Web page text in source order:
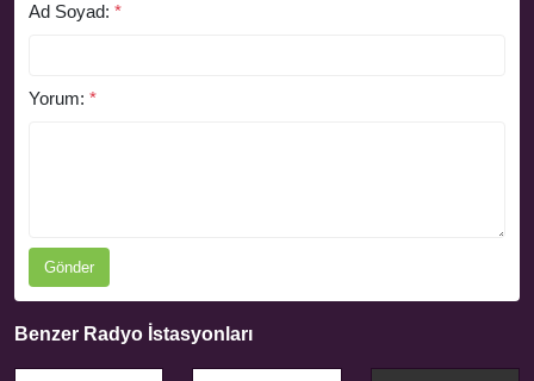
Ad Soyad: *
Yorum: *
Gönder
Benzer Radyo İstasyonları